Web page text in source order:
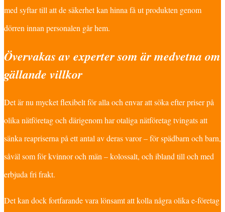
med syftar till att de säkerhet kan hinna få ut produkten genom
dörren innan personalen går hem.
Övervakas av experter som är medvetna om
gällande villkor
Det är nu mycket flexibelt för alla och envar att söka efter priser på
olika nätföretag och därigenom har otaliga nätföretag tvingats att
sänka reapriserna på ett antal av deras varor – för spädbarn och barn,
såväl som för kvinnor och män – kolossalt, och ibland till och med
erbjuda fri frakt.
Det kan dock fortfarande vara lönsamt att kolla några olika e-företag